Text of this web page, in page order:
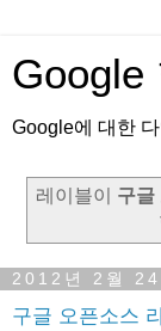
Google
Google에 대한
레이블이 구글
2012년 2월 24
구글 오픈소스